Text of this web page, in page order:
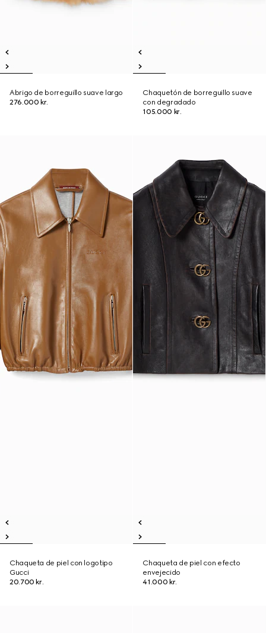
Abrigo de borreguillo suave largo
276.000 kr.
Chaquetón de borreguillo suave
con degradado
105.000 kr.
Chaqueta de piel con logotipo
Gucci
20.700 kr.
Chaqueta de piel con efecto
envejecido
41.000 kr.